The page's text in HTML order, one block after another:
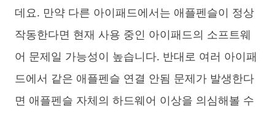
데요. 만약 다른 아이패드에서는 애플펜슬이 정상
작동한다면 현재 사용 중인 아이패드의 소프트웨
어 문제일 가능성이 높습니다. 반대로 여러 아이패
드에서 같은 애플펜슬 연결 안됨 문제가 발생한다
면 애플펜슬 자체의 하드웨어 이상을 의심해볼 수